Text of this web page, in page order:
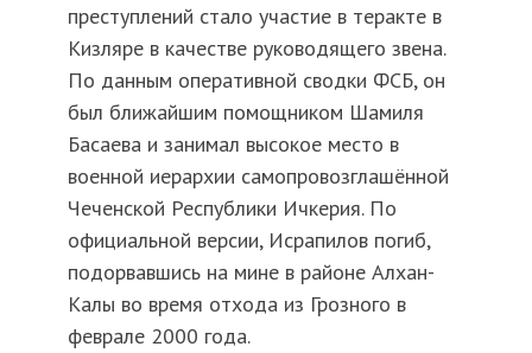
преступлений стало участие в теракте в
Кизляре в качестве руководящего звена.
По данным оперативной сводки ФСБ, он
был ближайшим помощником Шамиля
Басаева и занимал высокое место в
военной иерархии самопровозглашённой
Чеченской Республики Ичкерия. По
официальной версии, Исрапилов погиб,
подорвавшись на мине в районе Алхан-
Калы во время отхода из Грозного в
феврале 2000 года.